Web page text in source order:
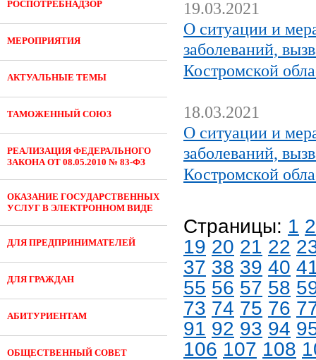
РОСПОТРЕБНАДЗОР
МЕРОПРИЯТИЯ
АКТУАЛЬНЫЕ ТЕМЫ
ТАМОЖЕННЫЙ СОЮЗ
РЕАЛИЗАЦИЯ ФЕДЕРАЛЬНОГО
ЗАКОНА ОТ 08.05.2010 № 83-ФЗ
ОКАЗАНИЕ ГОСУДАРСТВЕННЫХ
УСЛУГ В ЭЛЕКТРОННОМ ВИДЕ
ДЛЯ ПРЕДПРИНИМАТЕЛЕЙ
ДЛЯ ГРАЖДАН
АБИТУРИЕНТАМ
ОБЩЕСТВЕННЫЙ СОВЕТ
19.03.2021
О ситуации и
заболеваний,
Костромской
18.03.2021
О ситуации и
заболеваний,
Костромской
Страницы: 1 2
19 20 21 22
37 38 39 40
55 56 57 58
73 74 75 76
91 92 93 94
106 107 108